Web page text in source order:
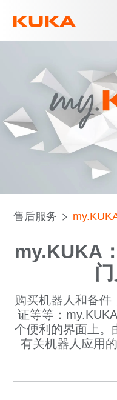
登录和注册
中文 / Chinese
售后服务
my.KUKA
购买机器人和备件
证等等：
个便利的界面上。
有关机器人应用